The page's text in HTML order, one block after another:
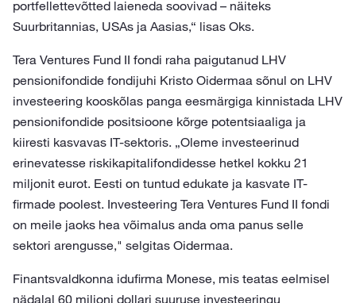
portfellettevõtted laieneda soovivad – näiteks
Suurbritannias, USAs ja Aasias,“ lisas Oks.
Tera Ventures Fund II fondi raha paigutanud LHV
pensionifondide fondijuhi Kristo Oidermaa sõnul on LHV
investeering kooskõlas panga eesmärgiga kinnistada LHV
pensionifondide positsioone kõrge potentsiaaliga ja
kiiresti kasvavas IT-sektoris. „Oleme investeerinud
erinevatesse riskikapitalifondidesse hetkel kokku 21
miljonit eurot. Eesti on tuntud edukate ja kasvate IT-
firmade poolest. Investeering Tera Ventures Fund II fondi
on meile jaoks hea võimalus anda oma panus selle
sektori arengusse," selgitas Oidermaa.
Finantsvaldkonna idufirma Monese, mis teatas eelmisel
nädalal 60 miljoni dollari suuruse investeeringu